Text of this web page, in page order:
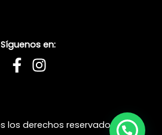
Síguenos en:
los derechos reservados | Sitio